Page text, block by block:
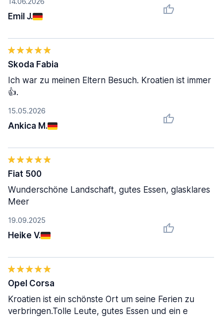
Emil J.
15.05.2026
Ankica M.
Skoda Fabia
Ich war zu meinen Eltern Besuch. Kroatien ist immer
👍.
19.09.2025
Heike V.
Fiat 500
Wunderschöne Landschaft, gutes Essen, glasklares
Meer
Opel Corsa
Kroatien ist ein schönste Ort um seine Ferien zu
verbringen.Tolle Leute, gutes Essen und ein e